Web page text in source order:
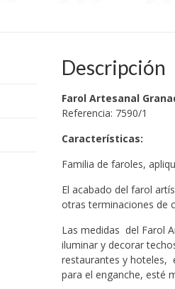
Descripción
Farol Artesanal
Referencia: 7590/1
Características:
Familia de faroles,
El acabado del farol
otras terminaciones de
Las medidas del Farol
iluminar y decorar
restaurantes y hoteles,
para el enganche, esté